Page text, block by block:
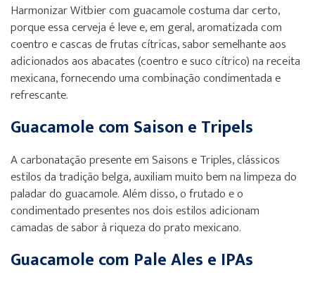
Harmonizar Witbier com guacamole costuma dar certo,
porque essa cerveja é leve e, em geral, aromatizada com
coentro e cascas de frutas cítricas, sabor semelhante aos
adicionados aos abacates (coentro e suco cítrico) na receita
mexicana, fornecendo uma combinação condimentada e
refrescante.
Guacamole com Saison e Tripels
A carbonatação presente em Saisons e Triples, clássicos
estilos da tradição belga, auxiliam muito bem na limpeza do
paladar do guacamole. Além disso, o frutado e o
condimentado presentes nos dois estilos adicionam
camadas de sabor à riqueza do prato mexicano.
Guacamole com Pale Ales e IPAs